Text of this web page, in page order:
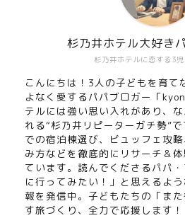
杉乃井ホテルに恋する3
杉乃井ホテル大好き
こんにちは！3人の子どもを育て
よなく愛するパパブロガー「
テルには強い思い入れがあり、
れる“杉乃井リピーターガチ勢”
での宿泊棟選び、ビュッフェ攻
み方などを徹底的にリサーチ＆
ています。読んでくださるパパ
に行ってみたい！」と思えるよ
報を発信中。子どもたちの「ま
す旅づくり、全力で応援します！